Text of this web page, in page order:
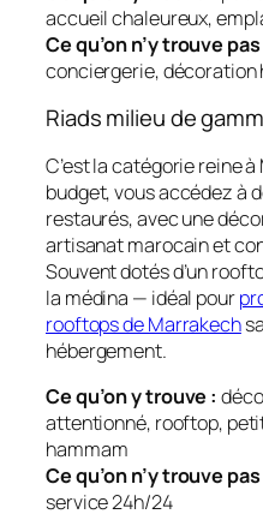
accueil chaleureux,
Ce qu’on n’y trouve pas
conciergerie, décoration
Riads milieu de
C’est la catégorie reine
budget, vous accédez à
restaurés, avec une
artisanat marocain et
Souvent dotés d’un
la médina — idéal pour
rooftops de Marrakech
hébergement.
Ce qu’on y trouve :
attentionné, rooftop,
hammam
Ce qu’on n’y trouve pas
service 24h/24